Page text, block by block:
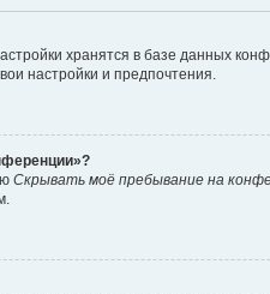
хранятся в базе данных
настройки и предпочтения.
Скрывать моё пребывание на